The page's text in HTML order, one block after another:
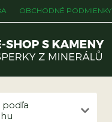
OBCHODNÉ PODMIENKY
podľa